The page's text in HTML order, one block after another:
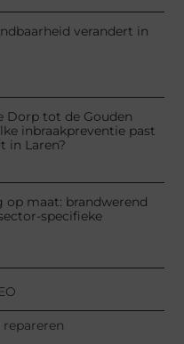
verandert in
Dorp tot de Gouden
inbraakpreventie past
in Laren?
op maat: brandwerend
specifieke